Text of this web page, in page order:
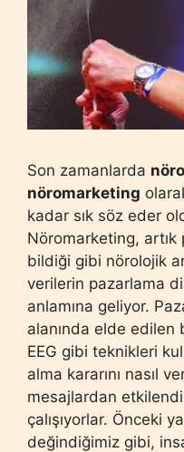
Son zamanlarda
nöromarketing
kadar sık söz eder
Nöromarketing,
bildiği gibi nörolojik
verilerin pazarlama
anlamına geliyor.
alanında elde edilen
EEG gibi teknikleri
alma kararını nasıl
mesajlardan
çalışıyorlar. Önceki
değindiğimiz gibi,